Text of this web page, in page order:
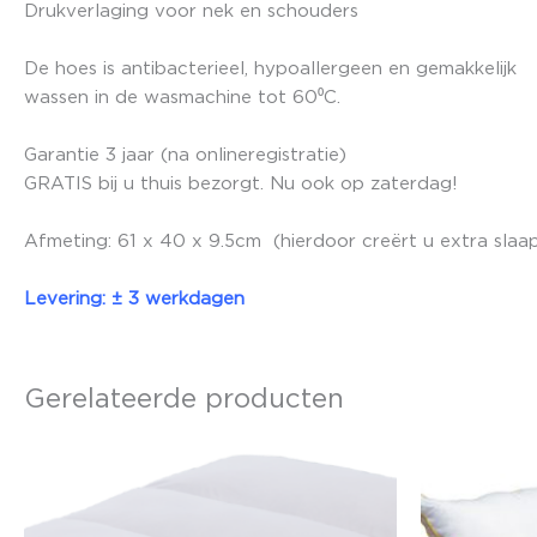
Drukverlaging voor nek en schouders
De hoes is antibacterieel, hypoallergeen en gemakkelijk
wassen in de wasmachine tot 60⁰C.
Garantie 3 jaar (na onlineregistratie)
GRATIS bij u thuis bezorgt. Nu ook op zaterdag!
Afmeting: 61 x 40 x 9.5cm (hierdoor creërt u extra
Levering: ± 3 werkdagen
Gerelateerde producten